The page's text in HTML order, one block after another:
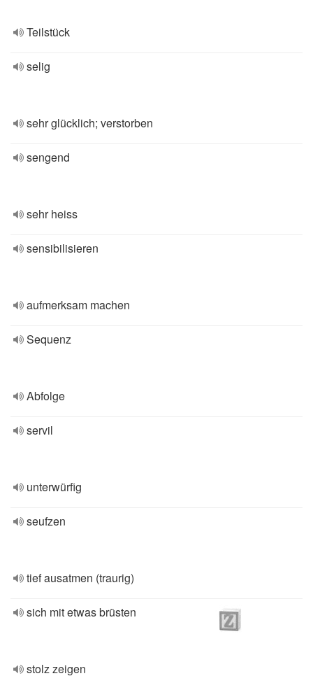
Teilstück
selig
sehr glücklich; verstorben
sengend
sehr heiss
sensibilisieren
aufmerksam machen
Sequenz
Abfolge
servil
unterwürfig
seufzen
tief ausatmen (traurig)
sich mit etwas brüsten
stolz zeigen